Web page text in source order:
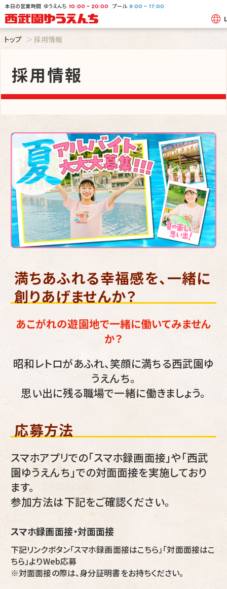
本日の営業時間 ゆうえんち 10:00 ~ 20:00 プール 9:00 ~ 17:00
トップ 採用情報
採用情報
満ちあふれる幸福感を、一緒に
創りあげませんか？
あこがれの遊園地で一緒に働いてみません
か？
昭和レトロがあふれ、笑顔に満ちる西武園ゆ
うえんち。
思い出に残る職場で一緒に働きましょう。
応募方法
スマホアプリでの「スマホ録画面接」や「西武
園ゆうえんち」での対面面接を実施しており
ます。
参加方法は下記をご確認ください。
スマホ録画面接・対面面接
下記リンクボタン「スマホ録画面接はこちら」「対面面接はこ
ちら」よりWeb応募
※対面面接の際は、身分証明書をお持ちください。